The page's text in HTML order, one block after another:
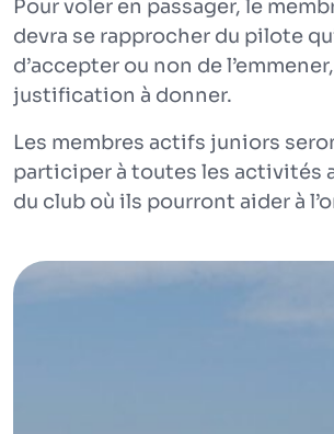
Pour voler en passager, le
devra se rapprocher du pilote
d’accepter ou non de
justification à donner.
Les membres actifs juniors
participer à toutes les activités
du club où ils pourront aider à